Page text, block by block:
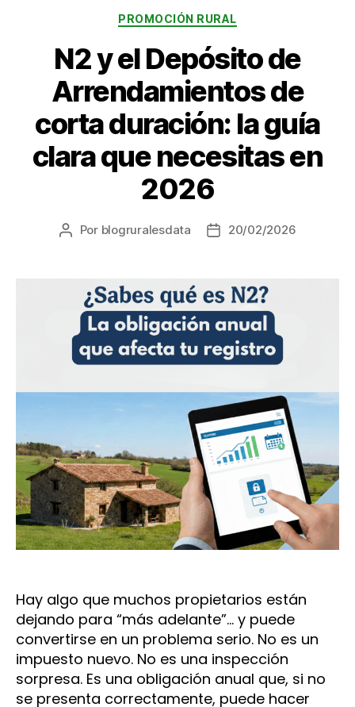
Categorías
PROMOCIÓN RURAL
N2 y el Depósito de
Arrendamientos de
corta duración: la guía
clara que necesitas en
2026
Autor
entrada
Por blogruralesdata
Fecha
entrada
20/02/2026
Hay algo que muchos propietarios están
dejando para “más adelante”… y puede
convertirse en un problema serio. No es un
impuesto nuevo. No es una inspección
sorpresa. Es una obligación anual que, si no
se presenta correctamente, puede hacer